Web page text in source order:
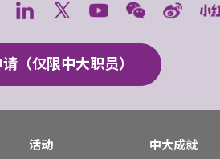
（仅限中大职员）
活动 中大成就